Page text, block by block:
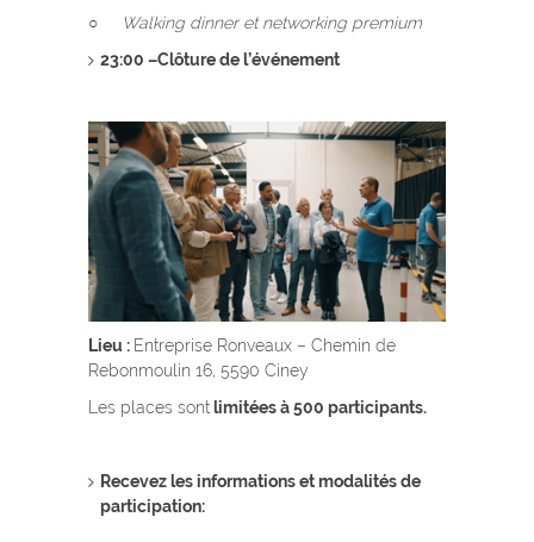
○
Walking dinner et networking premium
23:00 –Clôture de l’événement
Lieu : Entreprise Ronveaux – Chemin de
Rebonmoulin 16, 5590 Ciney
Les places sontlimitées à 500 participants.
Recevez les informations et modalités de
participation: